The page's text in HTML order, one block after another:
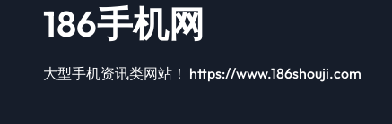
186手机网
大型手机资讯类网站！ https://www.186shouji.com